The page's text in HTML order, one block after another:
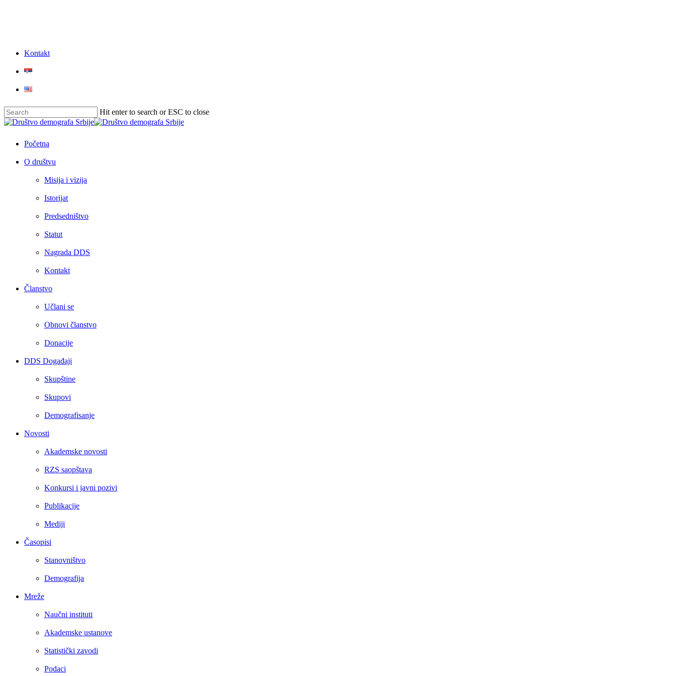
Kontakt
Hit enter to search or ESC to close
Close
Početna
O društvu
Misija i vizija
Istorijat
Predsedništvo
Statut
Nagrada DDS
Kontakt
Članstvo
Učlani se
Obnovi članstvo
Donacije
DDS Događaji
Skupštine
Skupovi
Demografisanje
Novosti
Akademske novosti
RZS saopštava
Konkursi i javni pozivi
Publikacije
Mediji
Časopisi
Stanovništvo
Demografija
Mreže
Naučni instituti
Akademske ustanove
Statistički zavodi
Podaci